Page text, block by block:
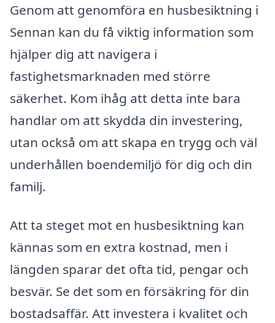
Genom att genomföra en husbesiktning i
Sennan kan du få viktig information som
hjälper dig att navigera i
fastighetsmarknaden med större
säkerhet. Kom ihåg att detta inte bara
handlar om att skydda din investering,
utan också om att skapa en trygg och väl
underhållen boendemiljö för dig och din
familj.
Att ta steget mot en husbesiktning kan
kännas som en extra kostnad, men i
längden sparar det ofta tid, pengar och
besvär. Se det som en försäkring för din
bostadsaffär. Att investera i kvalitet och